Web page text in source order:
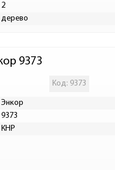
2
дерево
9373
Код: 9373
Энкор
9373
КНР